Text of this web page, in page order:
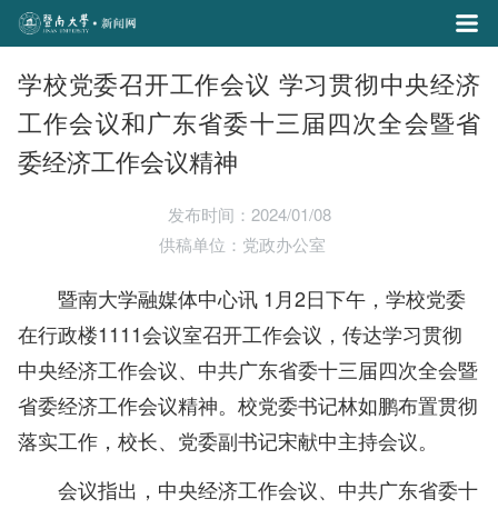
学校党委召开工作会议 学习贯彻中央经济
工作会议和广东省委十三届四次全会暨省
委经济工作会议精神
发布时间：2024/01/08
供稿单位：党政办公室
暨南大学融媒体中心讯 1月2日下午，学校党委
在行政楼1111会议室召开工作会议，传达学习贯彻
中央经济工作会议、中共广东省委十三届四次全会暨
省委经济工作会议精神。校党委书记林如鹏布置贯彻
落实工作，校长、党委副书记宋献中主持会议。
会议指出，中央经济工作会议、中共广东省委十